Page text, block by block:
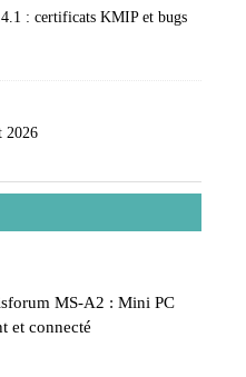
: certificats KMIP et bugs
2026
MS-A2 : Mini PC
et connecté